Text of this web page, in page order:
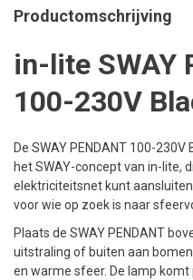
Productomschrijving
in-lite SWAY
100-230V
De SWAY PENDANT 100-
het SWAY-concept van in-lite,
elektriciteitsnet kunt
voor wie op zoek is naar
Plaats de SWAY PENDANT
uitstraling of buiten aan
en warme sfeer. De lamp